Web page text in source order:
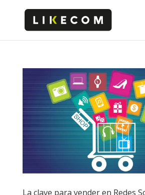
La clave para vender en Redes